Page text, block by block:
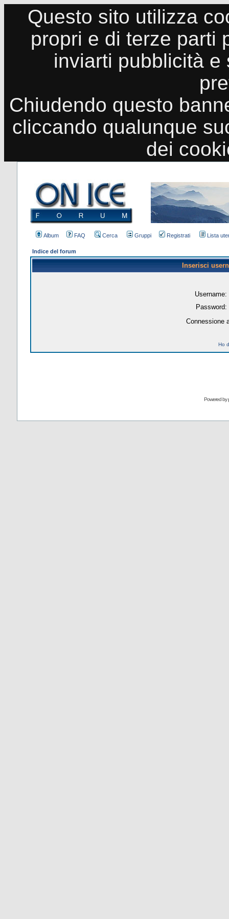
Questo sito utilizza
propri e di terze parti
inviarti pubblicità
Chiudendo questo
cliccando qualunque
dei
Album FAQ Cerca Gruppi Registrati Lista
Indice del forum
Inserisci
Username:
Password:
Connessione
Ho
Powered by